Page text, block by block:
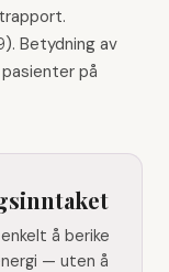
Betydning av
på
å berike
— uten å